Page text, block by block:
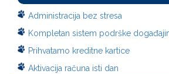
Administracija bez stresa
Kompletan sistem podrške
Prihvatamo kreditne kartice
Aktivacija računa isti dan